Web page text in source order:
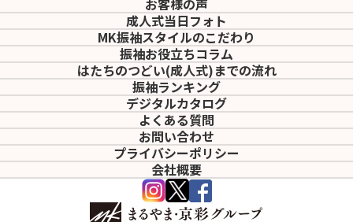
お客様の声
成人式当日フォト
MK振袖スタイルのこだわり
振袖お役立ちコラム
はたちのつどい(成人式)までの流れ
振袖ランキング
デジタルカタログ
よくある質問
お問い合わせ
プライバシーポリシー
会社概要